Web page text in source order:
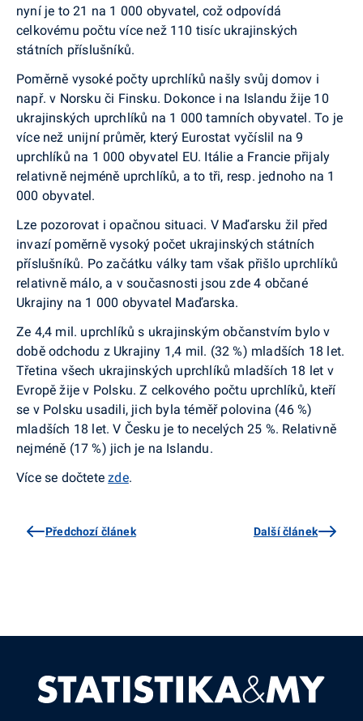
nyní je to 21 na 1 000 obyvatel, což odpovídá
celkovému počtu více než 110 tisíc ukrajinských
státních příslušníků.
Poměrně vysoké počty uprchlíků našly svůj domov i
např. v Norsku či Finsku. Dokonce i na Islandu žije 10
ukrajinských uprchlíků na 1 000 tamních obyvatel. To je
více než unijní průměr, který Eurostat vyčíslil na 9
uprchlíků na 1 000 obyvatel EU. Itálie a Francie přijaly
relativně nejméně uprchlíků, a to tři, resp. jednoho na 1
000 obyvatel.
Lze pozorovat i opačnou situaci. V Maďarsku žil před
invazí poměrně vysoký počet ukrajinských státních
příslušníků. Po začátku války tam však přišlo uprchlíků
relativně málo, a v současnosti jsou zde 4 občané
Ukrajiny na 1 000 obyvatel Maďarska.
Ze 4,4 mil. uprchlíků s ukrajinským občanstvím bylo v
době odchodu z Ukrajiny 1,4 mil. (32 %) mladších 18 let.
Třetina všech ukrajinských uprchlíků mladších 18 let v
Evropě žije v Polsku. Z celkového počtu uprchlíků, kteří
se v Polsku usadili, jich byla téměř polovina (46 %)
mladších 18 let. V Česku je to necelých 25 %. Relativně
nejméně (17 %) jich je na Islandu.
Více se dočtetezde.
Předchozí článek Další článek